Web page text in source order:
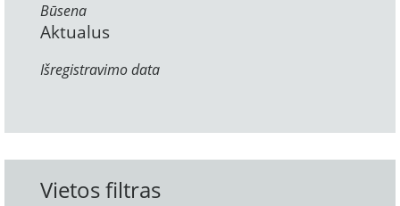
Būsena
Aktualus
Išregistravimo data
Vietos filtras